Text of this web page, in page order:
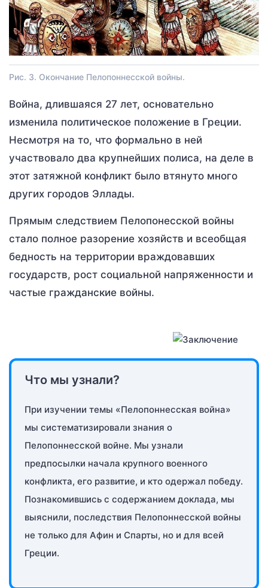
Рис. 3. Окончание Пелопоннесской войны.
Война, длившаяся 27 лет, основательно
изменила политическое положение в Греции.
Несмотря на то, что формально в ней
участвовало два крупнейших полиса, на деле в
этот затяжной конфликт было втянуто много
других городов Эллады.
Прямым следствием Пелопонесской войны
стало полное разорение хозяйств и всеобщая
бедность на территории враждовавших
государств, рост социальной напряженности и
частые гражданские войны.
Что мы узнали?
При изучении темы «Пелопоннесская война»
мы систематизировали знания о
Пелопоннесской войне. Мы узнали
предпосылки начала крупного военного
конфликта, его развитие, и кто одержал победу.
Познакомившись с содержанием доклада, мы
выяснили, последствия Пелопоннесской войны
не только для Афин и Спарты, но и для всей
Греции.